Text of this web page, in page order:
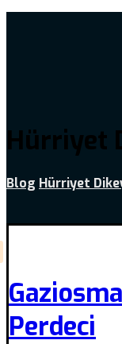
Hürriyet
Blog Hürriyet
Perdeci